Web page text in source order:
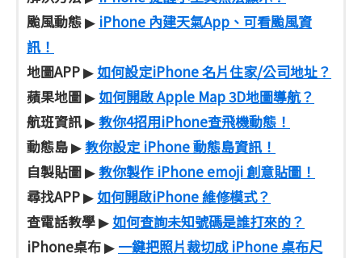
颱風動態▶ iPhone 內建天氣App、可看颱風資
訊！
地圖APP▶如何設定iPhone 名片住家/公司地址？
蘋果地圖▶如何開啟 Apple Map 3D地圖導航？
航班資訊▶教你4招用iPhone查飛機動態！
動態島▶教你設定 iPhone 動態島資訊！
自製貼圖▶教你製作 iPhone emoji 創意貼圖！
尋找APP▶如何開啟iPhone 維修模式？
查電話教學▶如何查詢未知號碼是誰打來的？
iPhone桌布▶ 一鍵把照片裁切成 iPhone 桌布尺